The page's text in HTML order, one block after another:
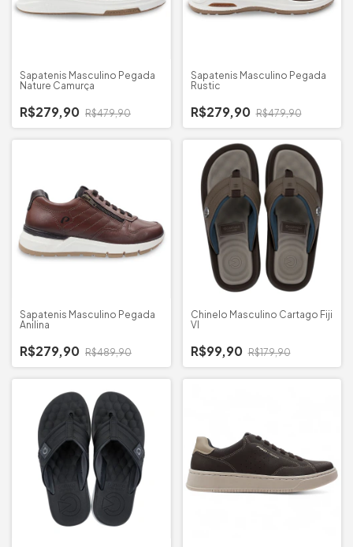
Sapatenis Masculino Pegada
Nature Camurça
R$279,90 R$479,90
Sapatenis Masculino Pegada
Rustic
R$279,90 R$479,90
Sapatenis Masculino Pegada
Anilina
R$279,90 R$489,90
Chinelo Masculino Cartago Fiji
VI
R$99,90 R$179,90